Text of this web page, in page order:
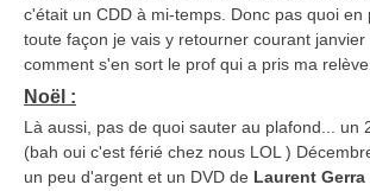
c'était un CDD à mi-temps. Donc pas quoi en
toute façon je vais y retourner courant
comment s'en sort le prof qui a pris ma
Noël :
Là aussi, pas de quoi sauter au plafond... un
(bah oui c'est férié chez nous LOL )
un peu d'argent et un DVD de Laurent